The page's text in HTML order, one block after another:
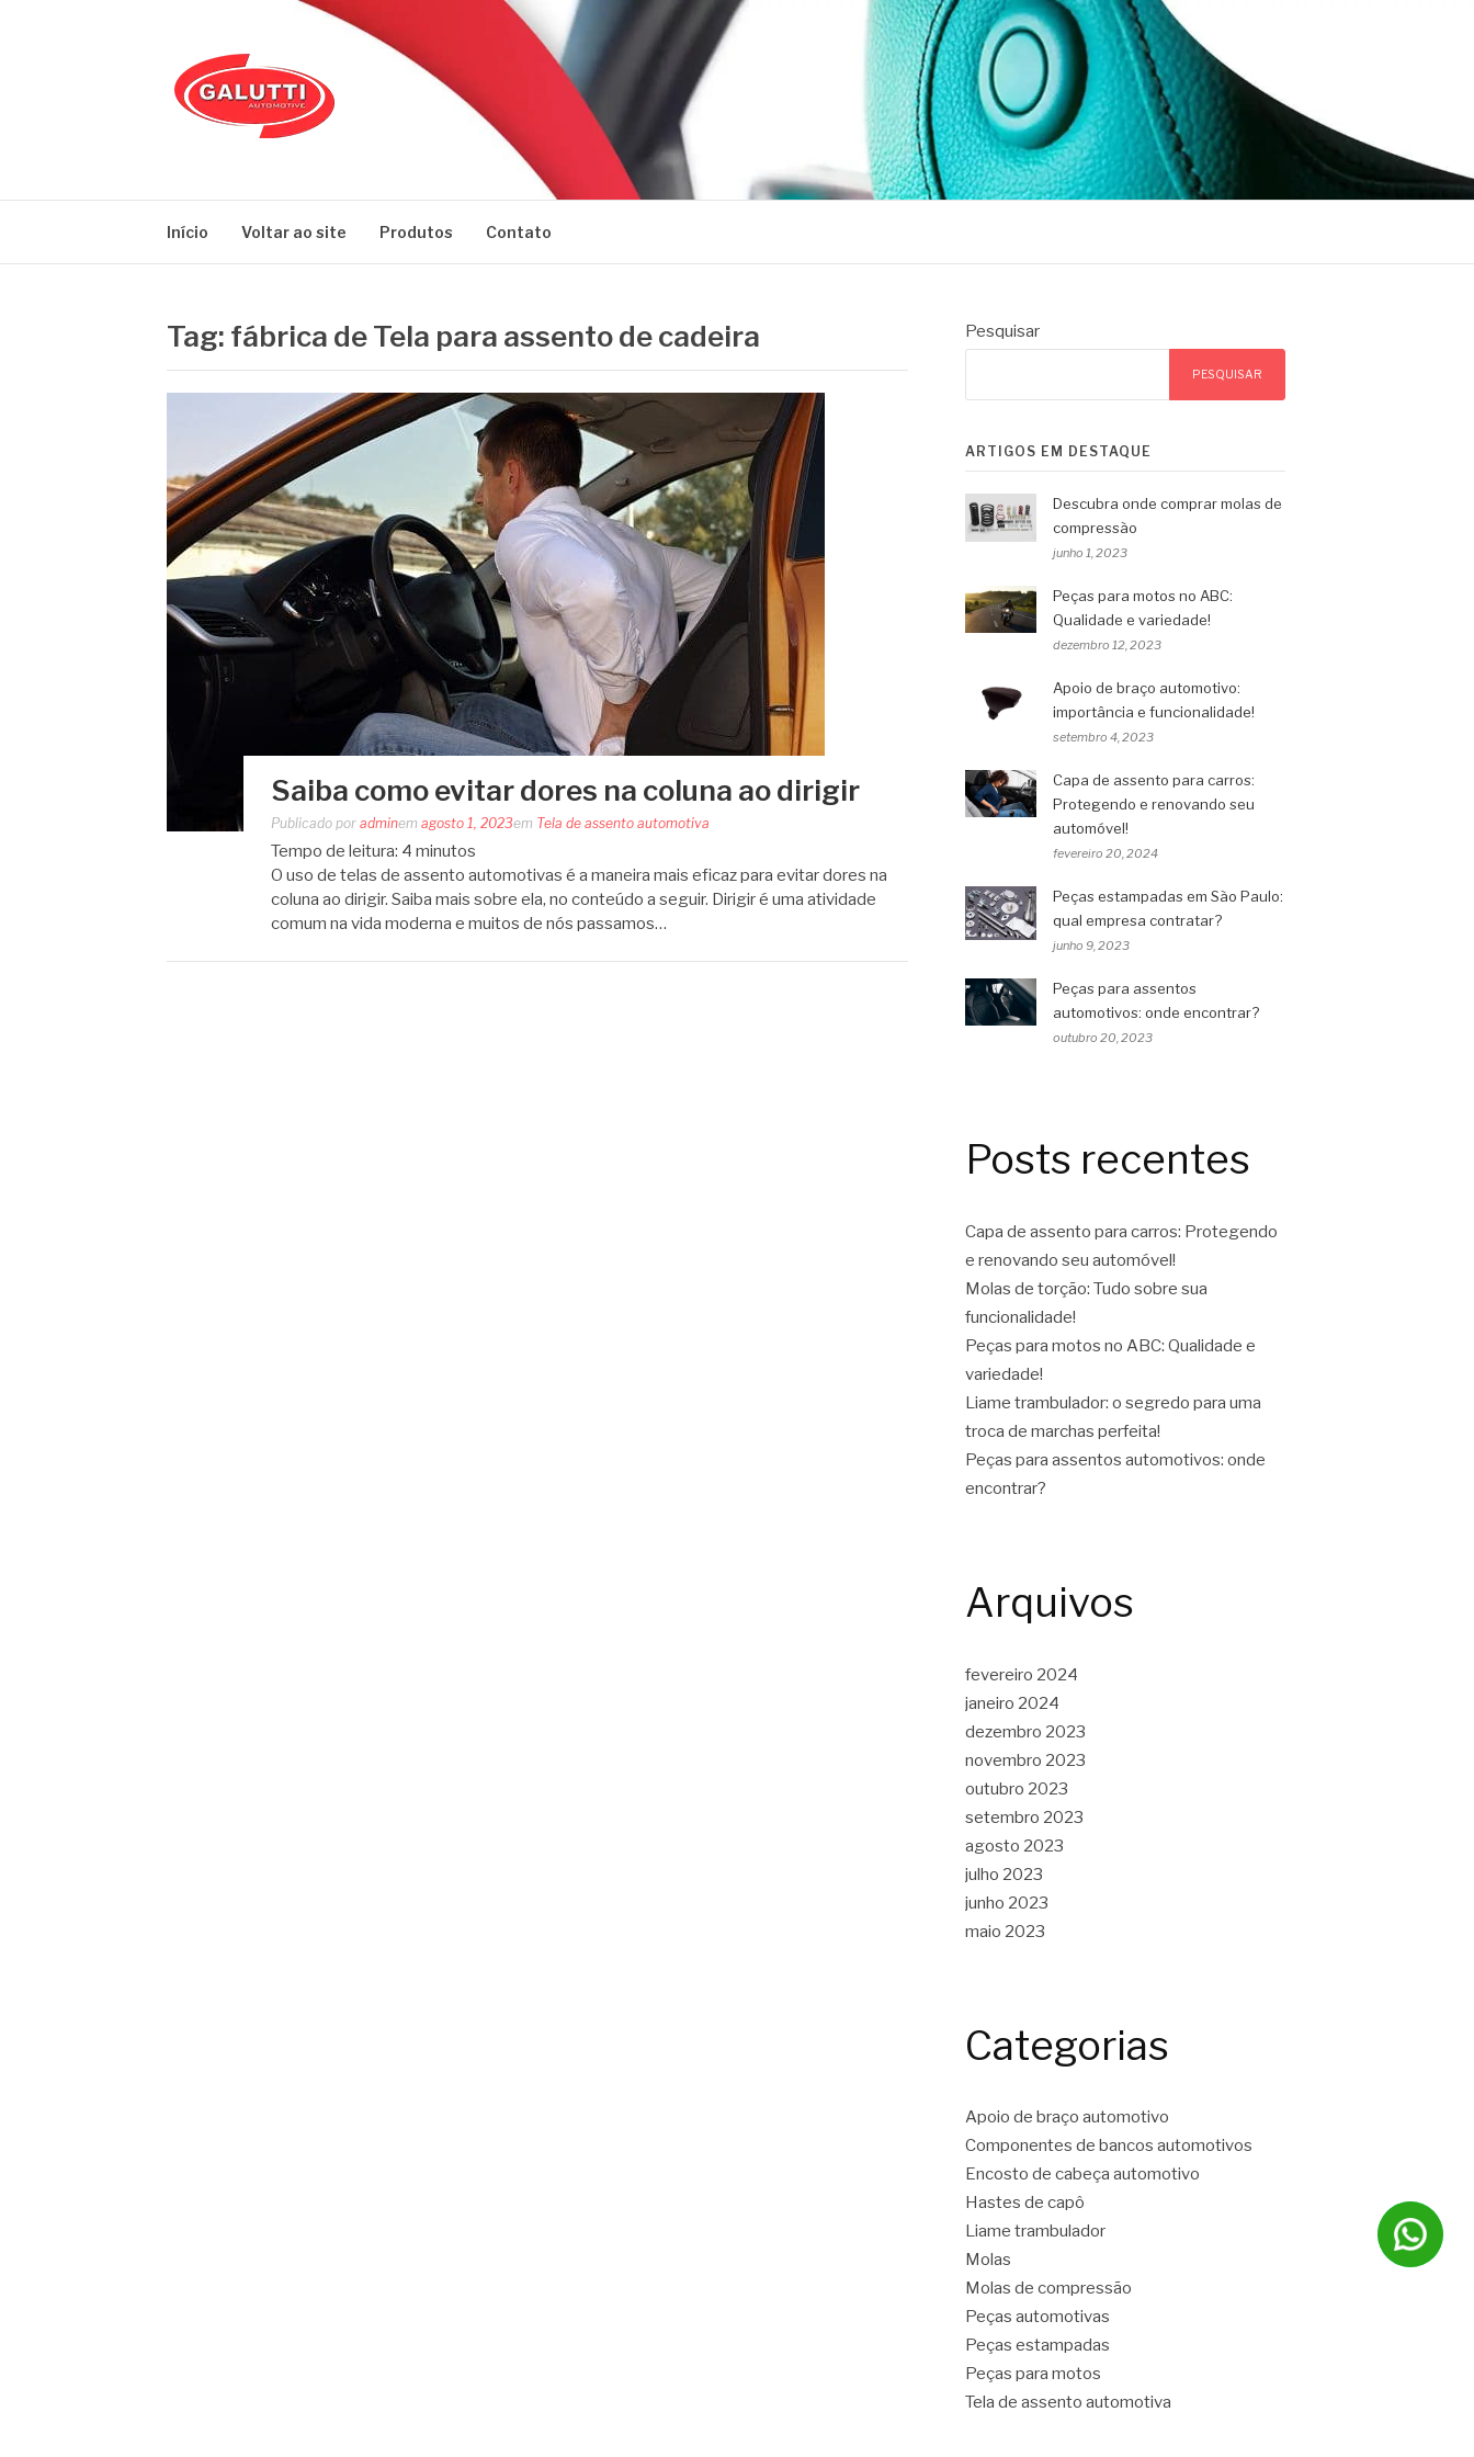
Início Voltar ao site Produtos Contato
Tag: fábrica de Tela para assento de cadeira
Saiba como evitar dores na coluna ao dirigir
Publicado por adminem agosto 1, 2023em Tela de assento automotiva
Tempo de leitura: 4 minutos
O uso de telas de assento automotivas é a maneira mais eficaz para evitar dores na
coluna ao dirigir. Saiba mais sobre ela, no conteúdo a seguir. Dirigir é uma atividade
comum na vida moderna e muitos de nós passamos…
Pesquisar
PESQUISAR
ARTIGOS EM DESTAQUE
Descubra onde comprar molas de
compressão
junho 1, 2023
Peças para motos no ABC:
Qualidade e variedade!
dezembro 12, 2023
Apoio de braço automotivo:
importância e funcionalidade!
setembro 4, 2023
Capa de assento para carros:
Protegendo e renovando seu
automóvel!
fevereiro 20, 2024
Peças estampadas em São Paulo:
qual empresa contratar?
junho 9, 2023
Peças para assentos
automotivos: onde encontrar?
outubro 20, 2023
Posts recentes
Capa de assento para carros: Protegendo
e renovando seu automóvel!
Molas de torção: Tudo sobre sua
funcionalidade!
Peças para motos no ABC: Qualidade e
variedade!
Liame trambulador: o segredo para uma
troca de marchas perfeita!
Peças para assentos automotivos: onde
encontrar?
Arquivos
fevereiro 2024
janeiro 2024
dezembro 2023
novembro 2023
outubro 2023
setembro 2023
agosto 2023
julho 2023
junho 2023
maio 2023
Categorias
Apoio de braço automotivo
Componentes de bancos automotivos
Encosto de cabeça automotivo
Hastes de capô
Liame trambulador
Molas
Molas de compressão
Peças automotivas
Peças estampadas
Peças para motos
Tela de assento automotiva